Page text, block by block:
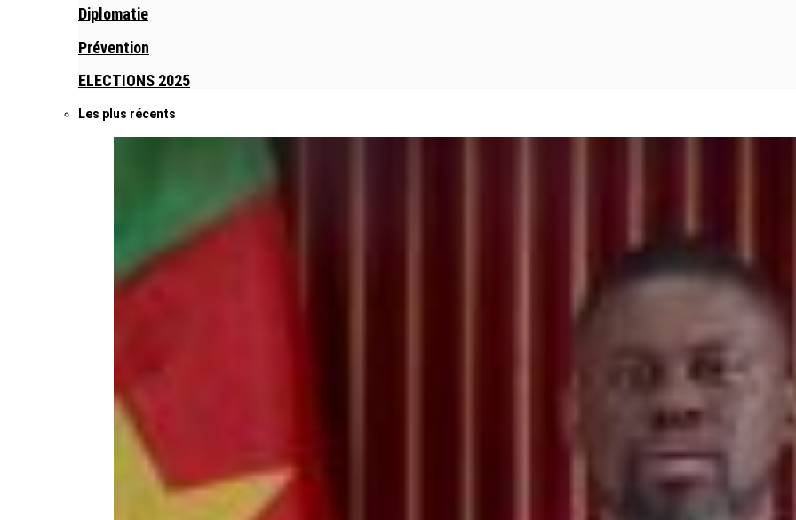
Diplomatie
Prévention
ELECTIONS 2025
Les plus récents